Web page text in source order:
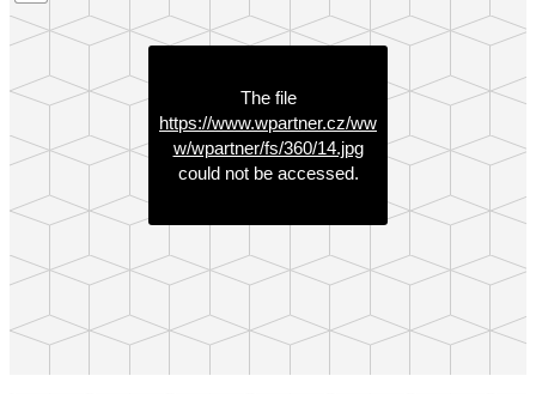
The file
https://www.wpartner.cz/ww
w/wpartner/fs/360/14.jpg
could not be accessed.